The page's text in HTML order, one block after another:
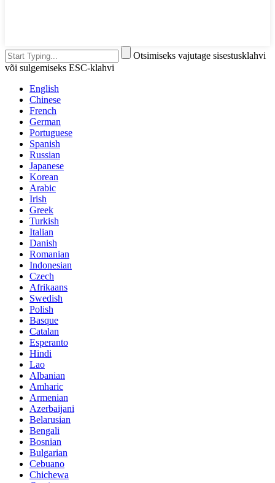
Otsimiseks vajutage sisestusklahvi
või sulgemiseks ESC-klahvi
English
Chinese
French
German
Portuguese
Spanish
Russian
Japanese
Korean
Arabic
Irish
Greek
Turkish
Italian
Danish
Romanian
Indonesian
Czech
Afrikaans
Swedish
Polish
Basque
Catalan
Esperanto
Hindi
Lao
Albanian
Amharic
Armenian
Azerbaijani
Belarusian
Bengali
Bosnian
Bulgarian
Cebuano
Chichewa